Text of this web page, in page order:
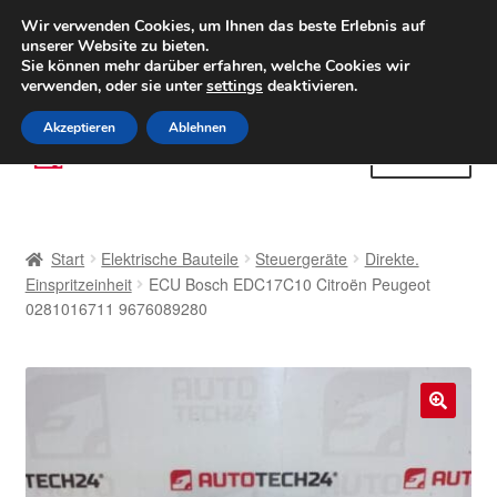
LIEFERUNG ab 6 EUR
Weltweiter Versand
(800) 500 564Mo-Fr 9-16 Uhr
Zur
Navigation
Zum
Inhalt
AGB
Start Elektrische Bauteile Steuergeräte
Direkte.
Einspritzeinheit
ECU Bosch EDC17C10 Citroën Peugeot
0281016711 9676089280
Wir verwenden Cookies, um Ihnen das beste Erlebnis auf
unserer Website zu bieten.
Sie können mehr darüber erfahren, welche Cookies wir
verwenden, oder sie untersettings deaktivieren.
Akzeptieren Ablehnen